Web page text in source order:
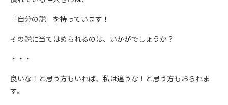
「自分の説」を持っています！
その説に当てはめられるのは、いかがでしょうか？
・・・
良いな！と思う方もいれば、私は違うな！と思う方もおられま
す。